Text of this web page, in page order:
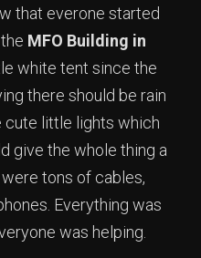
that everone started
MFO Building in
white tent since the
there should be rain
cute little lights which
give the whole thing a
tons of cables,
Everything was
was helping.